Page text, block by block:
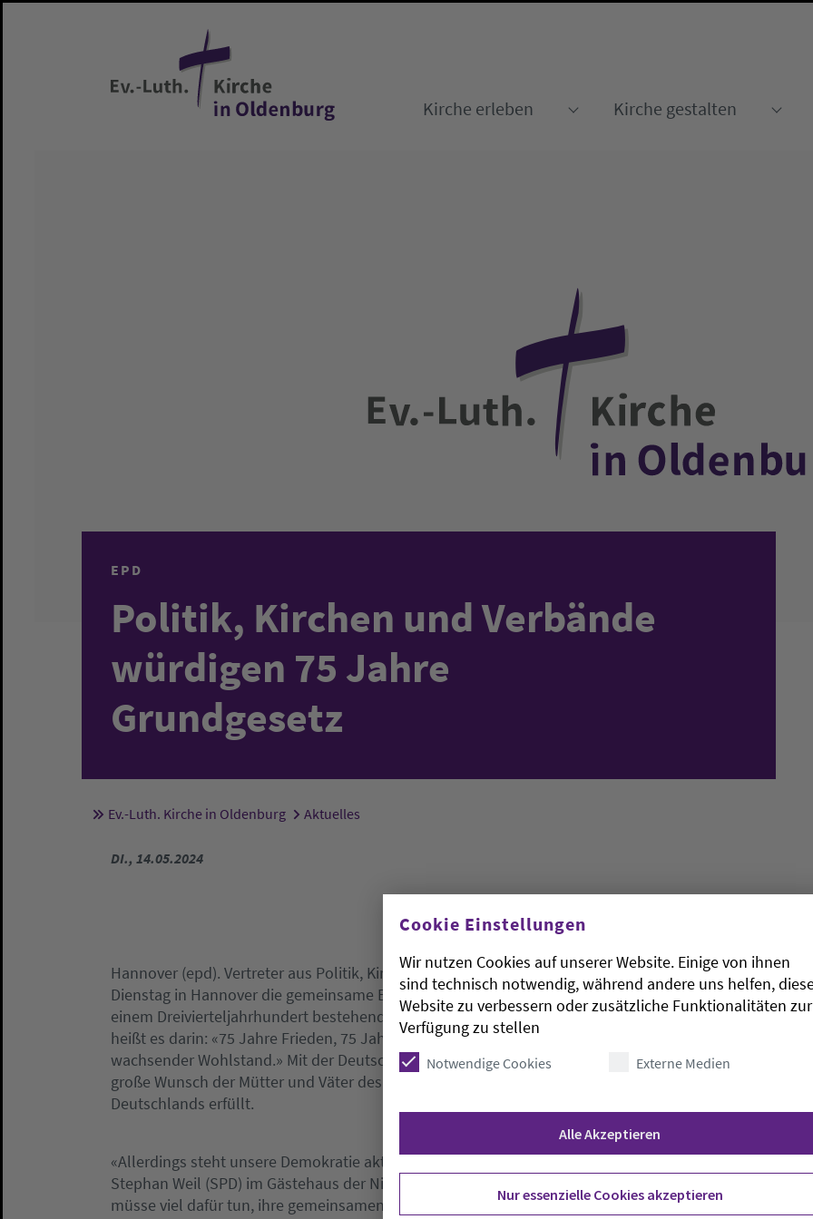
Kirche erleben
Kirche gestalten
EPD
Politik, Kirchen und Verbände
würdigen 75 Jahre
Grundgesetz
Sie sind hier:
Ev.-Luth. Kirche in Oldenburg Aktuelles
DI., 14.05.2024
Hannover (epd). Vertreter aus Politik, Kirchen, Gewerkschaften und Verbänden haben am
Dienstag in Hannover die gemeinsame Erklärung «75 Jahre Grundgesetz» vorgestellt. Das seit
einem Dreivierteljahrhundert bestehende Grundgesetz sei «eine echte Erfolgsgeschichte»,
heißt es darin: «75 Jahre Frieden, 75 Jahre persönliche und politische Freiheit, 75 Jahre
wachsender Wohlstand.» Mit der Deutschen Einheit am 3. Oktober 1990 habe sich zudem der
große Wunsch der Mütter und Väter des Grundgesetzes nach einer Wiedervereinigung
Deutschlands erfüllt.
«Allerdings steht unsere Demokratie aktuell auf dem Prüfstand», mahnte Ministerpräsident
Stephan Weil (SPD) im Gästehaus der Niedersächsischen Landesregierung. Die Gesellschaft
müsse viel dafür tun, ihre gemeinsamen Werte zu schützen und so den Geist des
Cookie Einstellungen
Wir nutzen Cookies auf unserer Website. Einige von ihnen
sind technisch notwendig, während andere uns helfen,
Website zu verbessern oder zusätzliche Funktionalitäten zur
Verfügung zu stellen
Notwendige Cookies Externe Medien
Alle Akzeptieren
Nur essenzielle Cookies akzeptieren